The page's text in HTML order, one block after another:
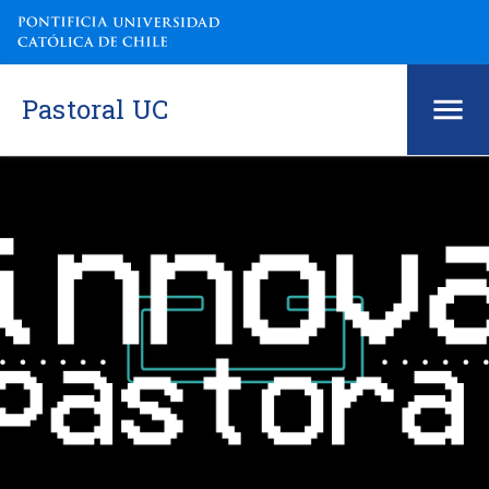
Pastoral UC